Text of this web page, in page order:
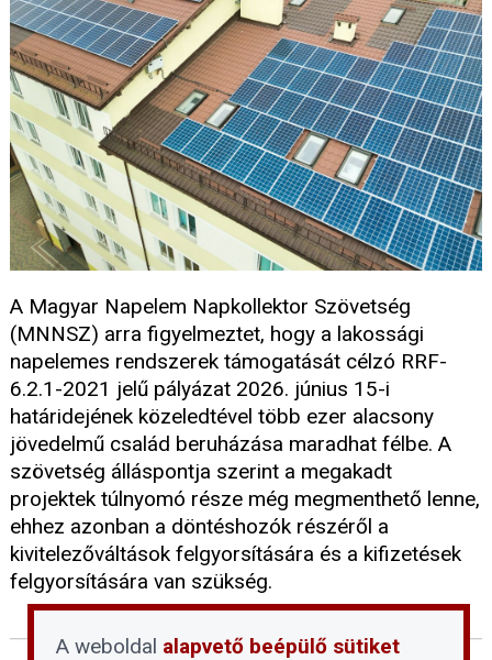
A Magyar Napelem Napkollektor Szövetség
(MNNSZ) arra figyelmeztet, hogy a lakossági
napelemes rendszerek támogatását célzó RRF-
6.2.1-2021 jelű pályázat 2026. június 15-i
határidejének közeledtével több ezer alacsony
jövedelmű család beruházása maradhat félbe. A
szövetség álláspontja szerint a megakadt
projektek túlnyomó része még megmenthető lenne,
ehhez azonban a döntéshozók részéről a
kivitelezőváltások felgyorsítására és a kifizetések
felgyorsítására van szükség.
A weboldal alapvető beépülő sütiket